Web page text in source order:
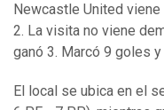
Newcastle United
2. La visita no viene
ganó 3. Marcó 9 goles
El local se ubica en el